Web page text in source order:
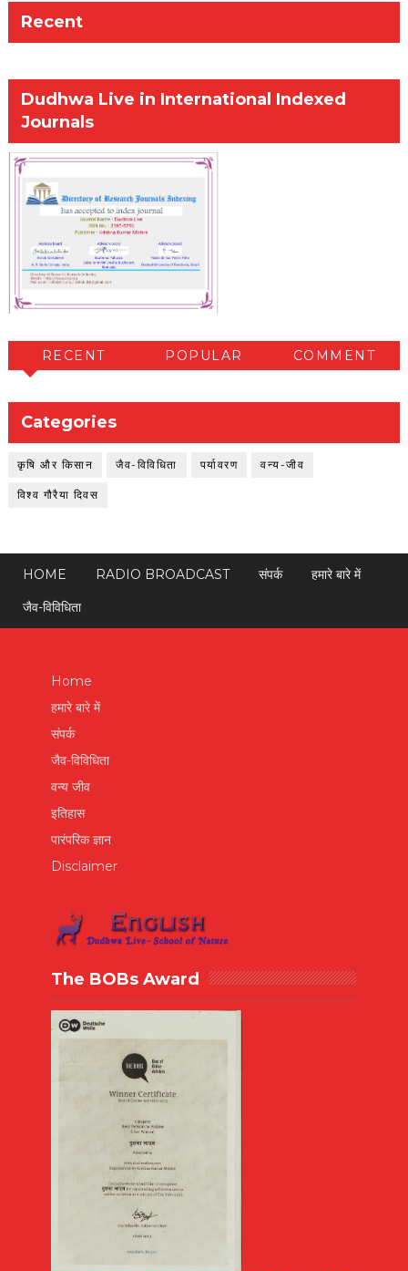
Recent
Dudhwa Live in International Indexed
Journals
RECENT POPULAR COMMENT
Categories
कृषि और किसान जैव-विविधिता पर्यावरण वन्य-जीव
विश्व गौरैया दिवस
HOME RADIO BROADCAST संपर्क
हमारे बारे में
जैव-विविधिता
Home
हमारे बारे में
संपर्क
जैव-विविधिता
वन्य जीव
इतिहास
पारंपरिक ज्ञान
Disclaimer
The BOBs Award